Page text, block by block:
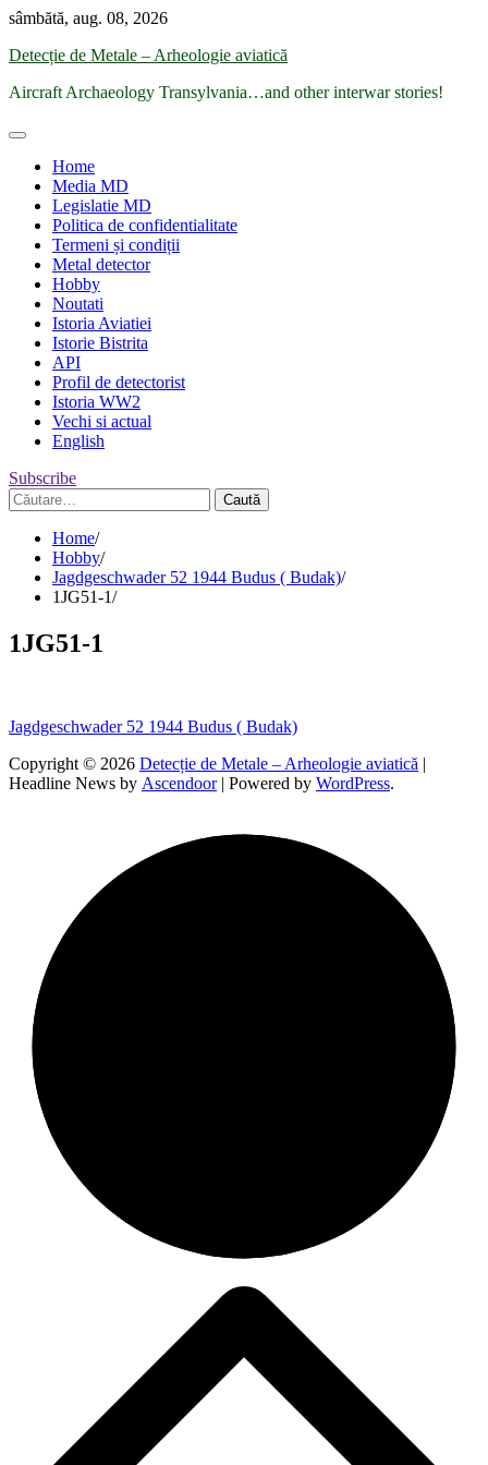
Skip
content
sâmbătă, aug. 08, 2026
Detecție de Metale – Arheologie aviatică
Aircraft Archaeology Transylvania…and other interwar stories!
Home
Media MD
Legislatie MD
Politica de confidentialitate
Termeni și condiții
Metal detector
Hobby
Noutati
Istoria Aviatiei
Istorie Bistrita
API
Profil de detectorist
Istoria WW2
Vechi si actual
English
Subscribe
Caută
după:
Home
Hobby
Jagdgeschwader 52 1944 Budus ( Budak)
1JG51-1
1JG51-1
Navigare
în
articole
Jagdgeschwader 52 1944 Budus ( Budak)
Copyright © 2026 Detecție de Metale – Arheologie aviatică |
Headline News by Ascendoor| Powered by WordPress.